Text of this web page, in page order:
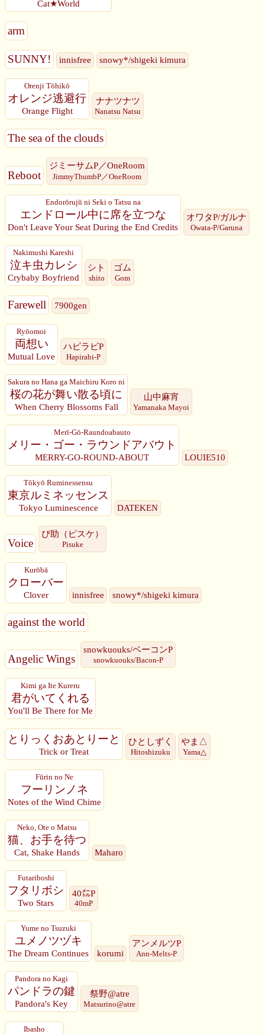
Cat★World
arm
SUNNY! innisfree snowy*/shigeki kimura
Orenji Tōhikō
オレンジ逃避行
Orange Flight
ナナツナツ
Nanatsu Natsu
The sea of the clouds
Reboot
ジミーサムP／OneRoom
JimmyThumbP／OneRoom
Endorōrujū ni Seki o Tatsu na
エンドロール中に席を立つな
Don't Leave Your Seat During the End Credits
オワタP/ガルナ
Owata-P/Garuna
Nakimushi Kareshi
泣キ虫カレシ
Crybaby Boyfriend
シト
shito
ゴム
Gom
Farewell 7900gen
Ryōomoi
両想い
Mutual Love
ハピラビP
Hapirabi-P
Sakura no Hana ga Maichiru Koro ni
桜の花が舞い散る頃に
When Cherry Blossoms Fall
山中麻宵
Yamanaka Mayoi
Merī-Gō-Raundoabauto
メリー・ゴー・ラウンドアバウト
MERRY-GO-ROUND-ABOUT LOUIE510
Tōkyō Ruminessensu
東京ルミネッセンス
Tokyo Luminescence DATEKEN
Voice
ぴ助（ピスケ）
Pisuke
Kurōbā
クローバー
Clover innisfree snowy*/shigeki kimura
against the world
Angelic Wings
snowkuouks/ベーコンP
snowkuouks/Bacon-P
Kimi ga Ite Kureru
君がいてくれる
You'll Be There for Me
とりっくおあとりーと
Trick or Treat
ひとしずく
Hitoshizuku
やま△
Yama△
Fūrin no Ne
フーリンノネ
Notes of the Wind Chime
Neko, Ote o Matsu
猫、お手を待つ
Cat, Shake Hands Maharo
Futariboshi
フタリボシ
Two Stars
40㍍P
40mP
Yume no Tsuzuki
ユメノツヅキ
The Dream Continues korumi
アンメルツP
Ann-Melts-P
Pandora no Kagi
パンドラの鍵
Pandora's Key
祭野@atre
Matsurino@atre
Ibasho